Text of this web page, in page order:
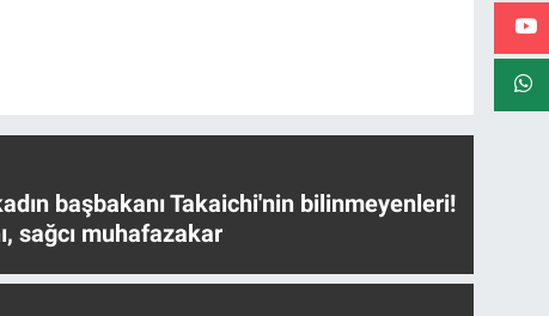
başbakanı Takaichi'nin bilinmeyenleri!
sağcı muhafazakar